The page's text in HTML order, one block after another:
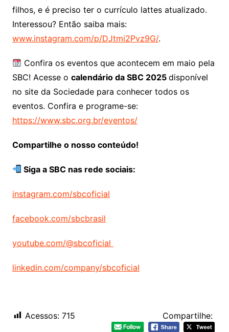
filhos, e é preciso ter o currículo lattes atualizado.
Interessou? Então saiba mais:
www.instagram.com/p/DJtmi2Pvz9G/.
Confira os eventos que acontecem em maio pela
SBC! Acesse o calendário da SBC 2025 disponível
no site da Sociedade para conhecer todos os
eventos. Confira e programe-se:
https://www.sbc.org.br/eventos/
Compartilhe o nosso conteúdo!
Siga a SBC nas rede sociais:
instagram.com/sbcoficial
facebook.com/sbcbrasil
youtube.com/@sbcoficial
linkedin.com/company/sbcoficial
Compartilhe:
Acessos: 715